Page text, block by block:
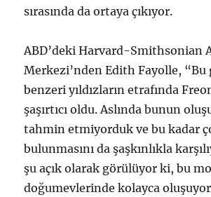
sırasında da ortaya çıkıyor.
ABD’deki Harvard-Smithsonian
Merkezi’nden Edith Fayolle, “Bu
benzeri yıldızların etrafında
şaşırtıcı oldu. Aslında bunun
tahmin etmiyorduk ve bu kadar
bulunmasını da şaşkınlıkla
şu açık olarak görülüyor ki, bu
doğumevlerinde kolayca